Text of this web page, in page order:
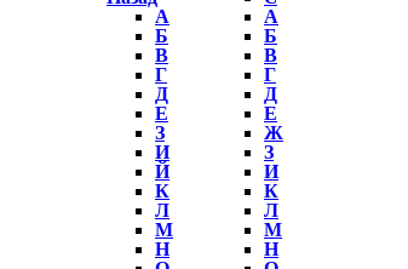
А
Б
В
Г
Д
Е
З
И
Й
К
Л
М
Н
А
Б
В
Г
Д
Е
Ж
З
И
К
Л
М
Н